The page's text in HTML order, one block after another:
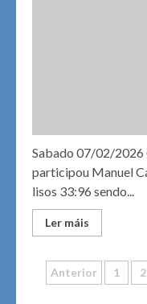
Sabado 07/02/2026
participou Manuel
lisos 33:96 sendo...
Ler máis
Navegación
Anterior 1 2